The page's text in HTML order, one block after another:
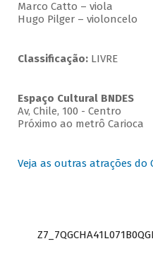
Marco Catto – viola
Hugo Pilger – violoncelo
Classificação:LIVRE
Espaço Cultural BNDES
Av, Chile, 100 - Centro
Próximo ao metrô Carioca
Veja as outras atrações